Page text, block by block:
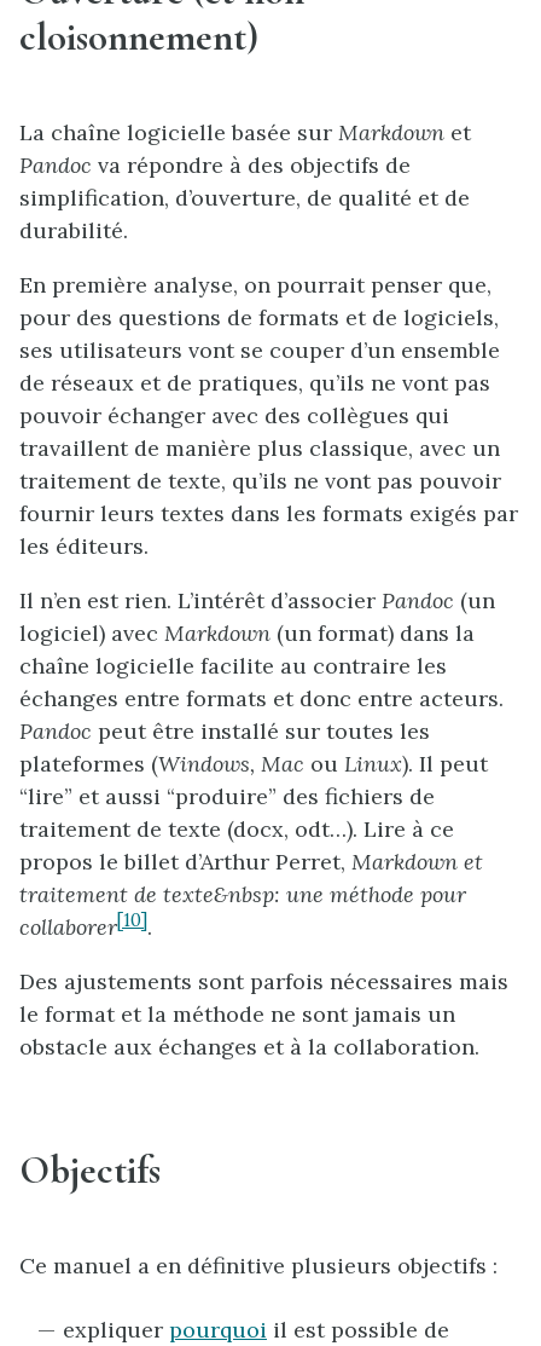
cloisonnement)
La chaîne logicielle basée sur Markdown et
Pandoc va répondre à des objectifs de
simplification, d’ouverture, de qualité et de
durabilité.
En première analyse, on pourrait penser que,
pour des questions de formats et de logiciels,
ses utilisateurs vont se couper d’un ensemble
de réseaux et de pratiques, qu’ils ne vont pas
pouvoir échanger avec des collègues qui
travaillent de manière plus classique, avec un
traitement de texte, qu’ils ne vont pas pouvoir
fournir leurs textes dans les formats exigés par
les éditeurs.
Il n’en est rien. L’intérêt d’associer Pandoc (un
logiciel) avec Markdown (un format) dans la
chaîne logicielle facilite au contraire les
échanges entre formats et donc entre acteurs.
Pandoc peut être installé sur toutes les
plateformes (Windows, Mac ou Linux). Il peut
“lire” et aussi “produire” des fichiers de
traitement de texte (docx, odt…). Lire à ce
propos le billet d’Arthur Perret, Markdown et
traitement de texte&nbsp: une méthode pour
collaborer[10].
Des ajustements sont parfois nécessaires mais
le format et la méthode ne sont jamais un
obstacle aux échanges et à la collaboration.
Objectifs
Ce manuel a en définitive plusieurs objectifs :
expliquer pourquoi il est possible de